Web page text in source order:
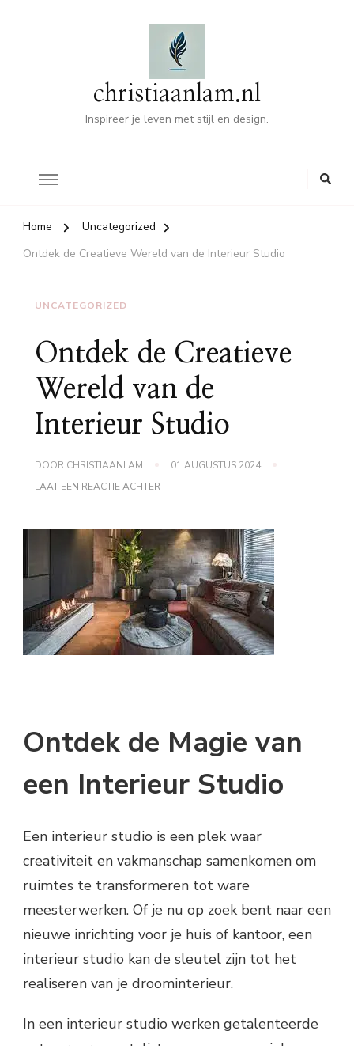
christiaanlam.nl
Inspireer je leven met stijl en design.
Home
Uncategorized
Ontdek de Creatieve Wereld van de Interieur Studio
UNCATEGORIZED
Ontdek de Creatieve
Wereld van de
Interieur Studio
DOOR CHRISTIAANLAM
01 AUGUSTUS 2024
LAAT EEN REACTIE ACHTER
WERELD
VAN
DE
INTERIEUR
STUDIO
Ontdek de Magie van
een Interieur Studio
Een interieur studio is een plek waar
creativiteit en vakmanschap samenkomen om
ruimtes te transformeren tot ware
meesterwerken. Of je nu op zoek bent naar een
nieuwe inrichting voor je huis of kantoor, een
interieur studio kan de sleutel zijn tot het
realiseren van je droominterieur.
In een interieur studio werken getalenteerde